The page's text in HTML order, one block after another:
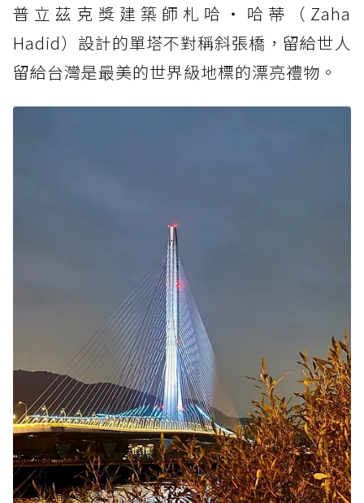
普立茲克獎建築師札哈‧哈蒂（Zaha
Hadid）設計的單塔不對稱斜張橋，留給世人
留給台灣是最美的世界級地標的漂亮禮物。